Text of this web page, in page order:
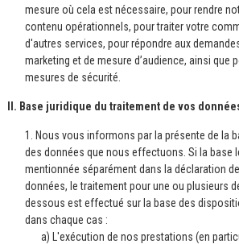
mesure où cela est nécessaire, pour rendre
contenu opérationnels, pour traiter votre
d'autres services, pour répondre aux
marketing et de mesure d’audience, ainsi que
mesures de sécurité.
II. Base juridique du traitement de vos
1. Nous vous informons par la présente de la
des données que nous effectuons. Si la base
mentionnée séparément dans la déclaration
données, le traitement pour une ou plusieurs
dessous est effectué sur la base des
dans chaque cas :
a) L'exécution de nos prestations (en